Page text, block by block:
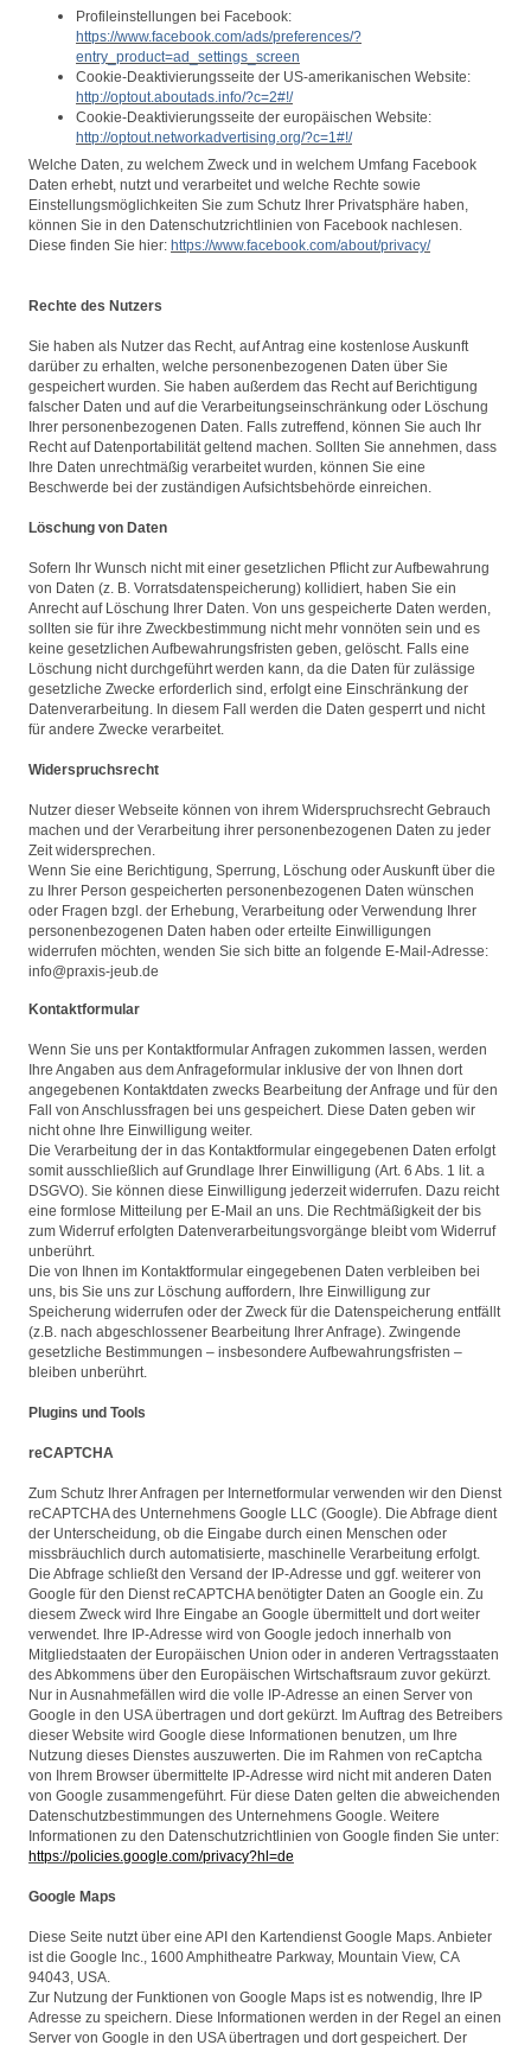
Profileinstellungen bei Facebook:
https://www.facebook.com/ads/preferences/?
entry_product=ad_settings_screen
Cookie-Deaktivierungsseite der US-amerikanischen Website:
http://optout.aboutads.info/?c=2#!/
Cookie-Deaktivierungsseite der europäischen Website:
http://optout.networkadvertising.org/?c=1#!/
Welche Daten, zu welchem Zweck und in welchem Umfang Facebook
Daten erhebt, nutzt und verarbeitet und welche Rechte sowie
Einstellungsmöglichkeiten Sie zum Schutz Ihrer Privatsphäre haben,
können Sie in den Datenschutzrichtlinien von Facebook nachlesen.
Diese finden Sie hier: https://www.facebook.com/about/privacy/
Rechte des Nutzers
Sie haben als Nutzer das Recht, auf Antrag eine kostenlose Auskunft
darüber zu erhalten, welche personenbezogenen Daten über Sie
gespeichert wurden. Sie haben außerdem das Recht auf Berichtigung
falscher Daten und auf die Verarbeitungseinschränkung oder Löschung
Ihrer personenbezogenen Daten. Falls zutreffend, können Sie auch Ihr
Recht auf Datenportabilität geltend machen. Sollten Sie annehmen, dass
Ihre Daten unrechtmäßig verarbeitet wurden, können Sie eine
Beschwerde bei der zuständigen Aufsichtsbehörde einreichen.
Löschung von Daten
Sofern Ihr Wunsch nicht mit einer gesetzlichen Pflicht zur Aufbewahrung
von Daten (z. B. Vorratsdatenspeicherung) kollidiert, haben Sie ein
Anrecht auf Löschung Ihrer Daten. Von uns gespeicherte Daten werden,
sollten sie für ihre Zweckbestimmung nicht mehr vonnöten sein und es
keine gesetzlichen Aufbewahrungsfristen geben, gelöscht. Falls eine
Löschung nicht durchgeführt werden kann, da die Daten für zulässige
gesetzliche Zwecke erforderlich sind, erfolgt eine Einschränkung der
Datenverarbeitung. In diesem Fall werden die Daten gesperrt und nicht
für andere Zwecke verarbeitet.
Widerspruchsrecht
Nutzer dieser Webseite können von ihrem Widerspruchsrecht Gebrauch
machen und der Verarbeitung ihrer personenbezogenen Daten zu jeder
Zeit widersprechen.
Wenn Sie eine Berichtigung, Sperrung, Löschung oder Auskunft über die
zu Ihrer Person gespeicherten personenbezogenen Daten wünschen
oder Fragen bzgl. der Erhebung, Verarbeitung oder Verwendung Ihrer
personenbezogenen Daten haben oder erteilte Einwilligungen
widerrufen möchten, wenden Sie sich bitte an folgende E-Mail-Adresse:
info@praxis-jeub.de
Kontaktformular
Wenn Sie uns per Kontaktformular Anfragen zukommen lassen, werden
Ihre Angaben aus dem Anfrageformular inklusive der von Ihnen dort
angegebenen Kontaktdaten zwecks Bearbeitung der Anfrage und für den
Fall von Anschlussfragen bei uns gespeichert. Diese Daten geben wir
nicht ohne Ihre Einwilligung weiter.
Die Verarbeitung der in das Kontaktformular eingegebenen Daten erfolgt
somit ausschließlich auf Grundlage Ihrer Einwilligung (Art. 6 Abs. 1 lit. a
DSGVO). Sie können diese Einwilligung jederzeit widerrufen. Dazu reicht
eine formlose Mitteilung per E-Mail an uns. Die Rechtmäßigkeit der bis
zum Widerruf erfolgten Datenverarbeitungsvorgänge bleibt vom Widerruf
unberührt.
Die von Ihnen im Kontaktformular eingegebenen Daten verbleiben bei
uns, bis Sie uns zur Löschung auffordern, Ihre Einwilligung zur
Speicherung widerrufen oder der Zweck für die Datenspeicherung entfällt
(z.B. nach abgeschlossener Bearbeitung Ihrer Anfrage). Zwingende
gesetzliche Bestimmungen – insbesondere Aufbewahrungsfristen –
bleiben unberührt.
Plugins und Tools
reCAPTCHA
Zum Schutz Ihrer Anfragen per Internetformular verwenden wir den Dienst
reCAPTCHA des Unternehmens Google LLC (Google). Die Abfrage dient
der Unterscheidung, ob die Eingabe durch einen Menschen oder
missbräuchlich durch automatisierte, maschinelle Verarbeitung erfolgt.
Die Abfrage schließt den Versand der IP-Adresse und ggf. weiterer von
Google für den Dienst reCAPTCHA benötigter Daten an Google ein. Zu
diesem Zweck wird Ihre Eingabe an Google übermittelt und dort weiter
verwendet. Ihre IP-Adresse wird von Google jedoch innerhalb von
Mitgliedstaaten der Europäischen Union oder in anderen Vertragsstaaten
des Abkommens über den Europäischen Wirtschaftsraum zuvor gekürzt.
Nur in Ausnahmefällen wird die volle IP-Adresse an einen Server von
Google in den USA übertragen und dort gekürzt. Im Auftrag des Betreibers
dieser Website wird Google diese Informationen benutzen, um Ihre
Nutzung dieses Dienstes auszuwerten. Die im Rahmen von reCaptcha
von Ihrem Browser übermittelte IP-Adresse wird nicht mit anderen Daten
von Google zusammengeführt. Für diese Daten gelten die abweichenden
Datenschutzbestimmungen des Unternehmens Google. Weitere
Informationen zu den Datenschutzrichtlinien von Google finden Sie unter:
https://policies.google.com/privacy?hl=de
Google Maps
Diese Seite nutzt über eine API den Kartendienst Google Maps. Anbieter
ist die Google Inc., 1600 Amphitheatre Parkway, Mountain View, CA
94043, USA.
Zur Nutzung der Funktionen von Google Maps ist es notwendig, Ihre IP
Adresse zu speichern. Diese Informationen werden in der Regel an einen
Server von Google in den USA übertragen und dort gespeichert. Der